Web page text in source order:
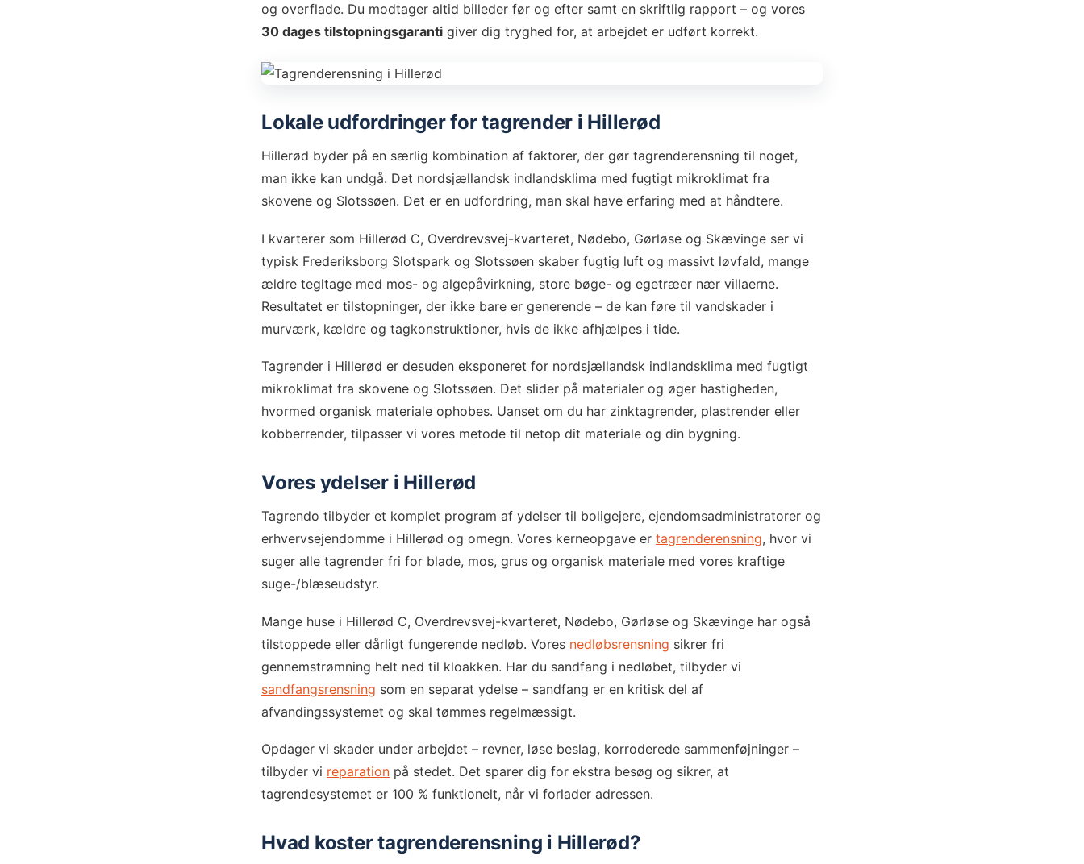
og overflade. Du modtager altid billeder før og efter samt en skriftlig rapport – og vores
30 dages tilstopningsgaranti giver dig tryghed for, at arbejdet er udført korrekt.
Lokale udfordringer for tagrender i Hillerød
Hillerød byder på en særlig kombination af faktorer, der gør tagrenderensning til noget,
man ikke kan undgå. Det nordsjællandsk indlandsklima med fugtigt mikroklimat fra
skovene og Slotssøen. Det er en udfordring, man skal have erfaring med at håndtere.
I kvarterer som Hillerød C, Overdrevsvej-kvarteret, Nødebo, Gørløse og Skævinge ser vi
typisk Frederiksborg Slotspark og Slotssøen skaber fugtig luft og massivt løvfald, mange
ældre tegltage med mos- og algepåvirkning, store bøge- og egetræer nær villaerne.
Resultatet er tilstopninger, der ikke bare er generende – de kan føre til vandskader i
murværk, kældre og tagkonstruktioner, hvis de ikke afhjælpes i tide.
Tagrender i Hillerød er desuden eksponeret for nordsjællandsk indlandsklima med fugtigt
mikroklimat fra skovene og Slotssøen. Det slider på materialer og øger hastigheden,
hvormed organisk materiale ophobes. Uanset om du har zinktagrender, plastrender eller
kobberrender, tilpasser vi vores metode til netop dit materiale og din bygning.
Vores ydelser i Hillerød
Tagrendo tilbyder et komplet program af ydelser til boligejere, ejendomsadministratorer og
erhvervsejendomme i Hillerød og omegn. Vores kerneopgave er tagrenderensning, hvor vi
suger alle tagrender fri for blade, mos, grus og organisk materiale med vores kraftige
suge-/blæseudstyr.
Mange huse i Hillerød C, Overdrevsvej-kvarteret, Nødebo, Gørløse og Skævinge har også
tilstoppede eller dårligt fungerende nedløb. Vores nedløbsrensning sikrer fri
gennemstrømning helt ned til kloakken. Har du sandfang i nedløbet, tilbyder vi
sandfangsrensning som en separat ydelse – sandfang er en kritisk del af
afvandingssystemet og skal tømmes regelmæssigt.
Opdager vi skader under arbejdet – revner, løse beslag, korroderede sammenføjninger –
tilbyder vi reparation på stedet. Det sparer dig for ekstra besøg og sikrer, at
tagrendesystemet er 100 % funktionelt, når vi forlader adressen.
Hvad koster tagrenderensning i Hillerød?